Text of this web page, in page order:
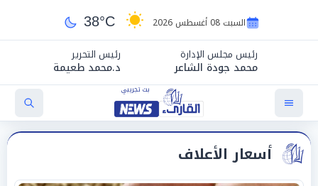
السبت 08 أغسطس 2026 38°C
رئيس مجلس الإدارة
محمد جودة الشاعر
رئيس التحرير
د.محمد طعيمة
أسعار الأعلاف